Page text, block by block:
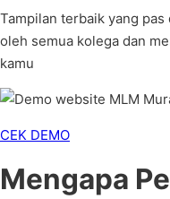
Tampilan terbaik yang
oleh semua kolega dan
kamu
CEK DEMO
Mengapa